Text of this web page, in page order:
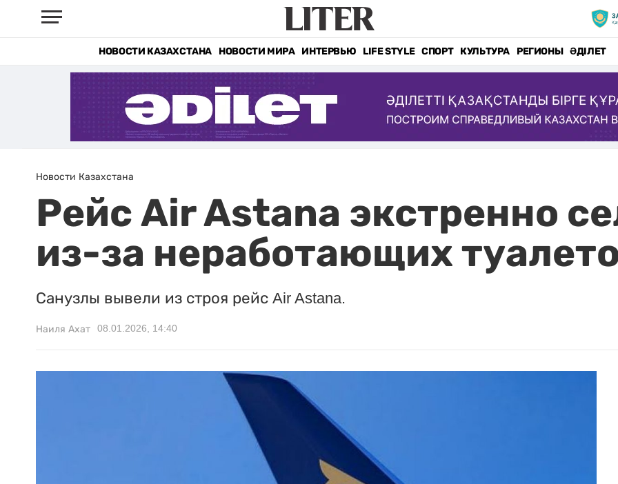
НОВОСТИ КАЗАХСТАНА НОВОСТИ МИРА ИНТЕРВЬЮ LIFE STYLE СПОРТ КУЛЬТУРА РЕГИОНЫ ӘДІЛЕТ
Новости Казахстана
Рейс Air Astana экстренно
из-за неработающих
Санузлы вывели из строя рейс Air Astana.
Наиля Ахат 08.01.2026, 14:40